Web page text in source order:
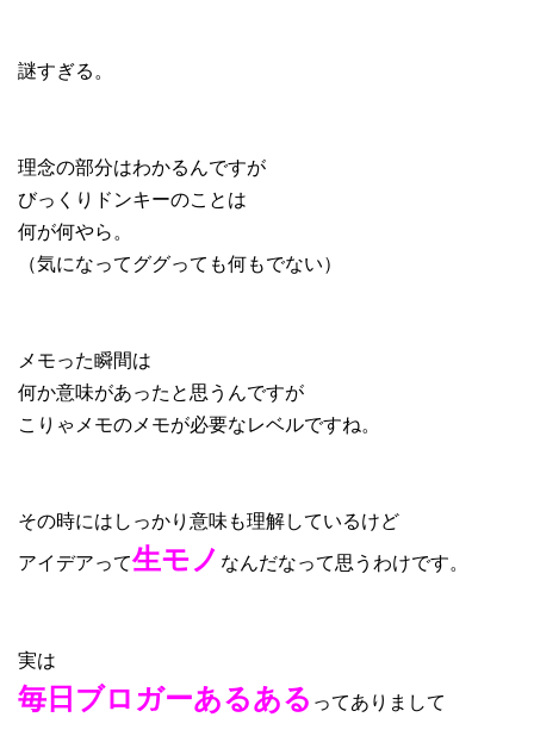
謎すぎる。
理念の部分はわかるんですが
びっくりドンキーのことは
何が何やら。
（気になってググっても何もでない）
メモった瞬間は
何か意味があったと思うんですが
こりゃメモのメモが必要なレベルですね。
その時にはしっかり意味も理解しているけど
アイデアって生モノ なんだなって思うわけです。
実は
毎日ブロガーあるある ってありまして